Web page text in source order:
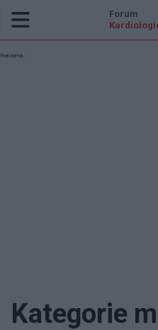
Forum
Reklama:
Kategorie